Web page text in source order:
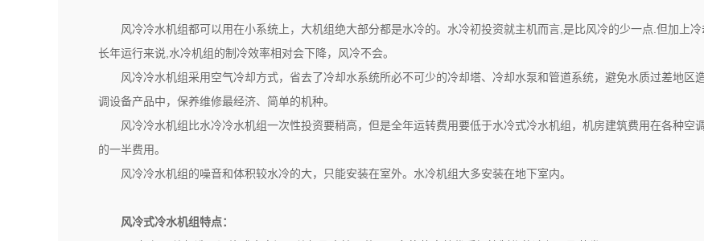
风冷冷水机组都可以用在小系统上，大机组绝大部分都是水冷的。水冷初投资就主机而言,是比风冷的少一点.但加上
长年运行来说,水冷机组的制冷效率相对会下降，风冷不会。
风冷冷水机组采用空气冷却方式，省去了冷却水系统所必不可少的冷却塔、冷却水泵和管道系统，避免水质过差地区
调设备产品中，保养维修最经济、简单的机种。
风冷冷水机组比水冷冷水机组一次性投资要稍高，但是全年运转费用要低于水冷式冷水机组，机房建筑费用在各种空
的一半费用。
风冷冷水机组的噪音和体积较水冷的大，只能安装在室外。水冷机组大多安装在地下室内。
风冷式冷水机组特点：